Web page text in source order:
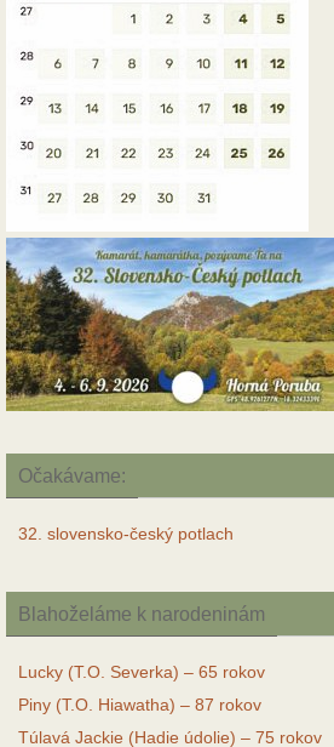
Očakávame:
32. slovensko-český potlach
Blahoželáme k narodeninám
Lucky (T.O. Severka) – 65 rokov
Piny (T.O. Hiawatha) – 87 rokov
Túlavá Jackie (Hadie údolie) – 75 rokov